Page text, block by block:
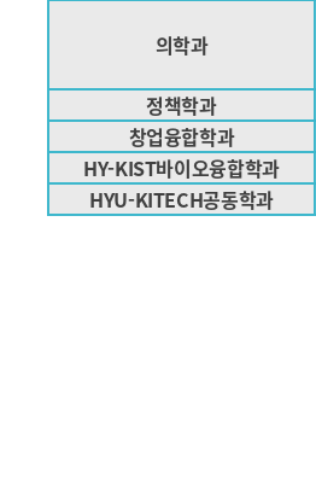
의학과
정책학과
창업융합학과
HY-KIST바이오융합학과
HYU-KITECH공동학과